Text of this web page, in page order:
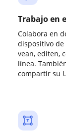
Trabajo en
Colabora en
dispositivo
vean, editen,
línea.
compartir su